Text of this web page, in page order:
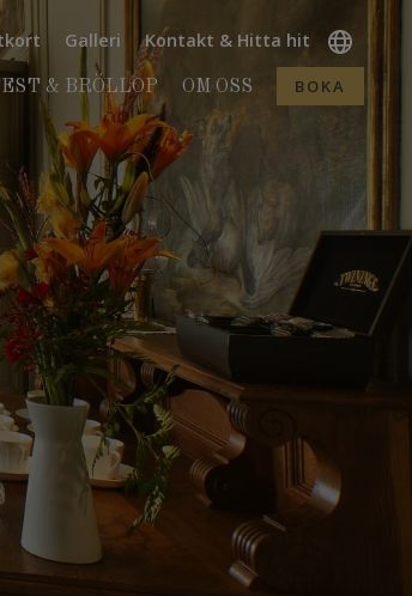
BOKA
& BRÖLLOP OM OSS
Galleri Kontakt & Hitta hit